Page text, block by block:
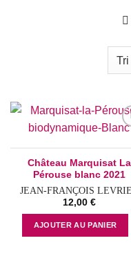
Château Marquisat La
Pérouse blanc 2021
JEAN-FRANÇOIS
12,00 €
AJOUTER AU PANIER